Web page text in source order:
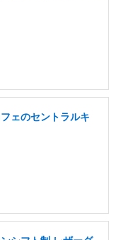
ェのセントラルキ